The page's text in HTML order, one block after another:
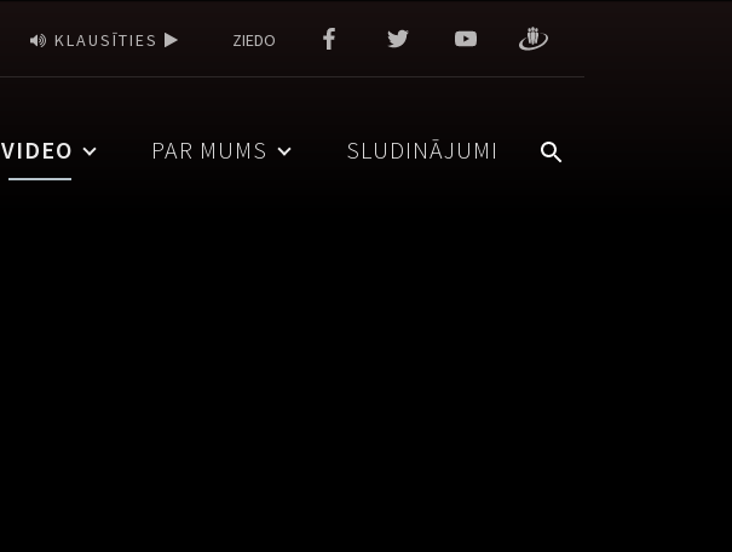
KLAUSĪTIES ZIEDO
VIDEO PAR MUMS SLUDINĀJUMI